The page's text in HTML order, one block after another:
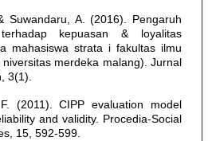
Suwandaru, A. (2016). Pengaruh
kepuasan & loyalitas
mahasiswa strata i fakultas ilmu
merdeka malang). Jurnal
3(1).
(2011). CIPP evaluation model
and validity. Procedia-Social
15, 592-599.